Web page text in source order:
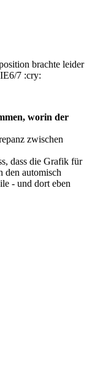
brachte leider
7 :cry:
worin der
zwischen
dass die Grafik für
den automisch
- und dort eben